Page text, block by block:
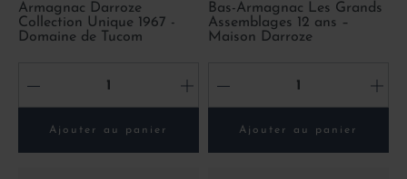
Armagnac Darroze
Collection Unique 1967 -
Domaine de Tucom
- +
Ajouter au panier
Bas-Armagnac Les Grands
Assemblages 12 ans –
Maison Darroze
- +
Ajouter au panier